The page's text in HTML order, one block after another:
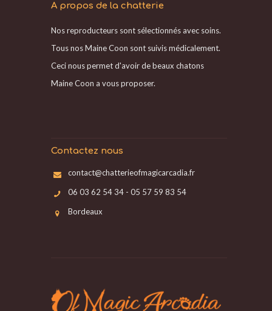
A propos de la chatterie
Nos reproducteurs sont sélectionnés avec soins.
Tous nos Maine Coon sont suivis médicalement.
Ceci nous permet d'avoir de beaux chatons
Maine Coon a vous proposer.
Contactez nous
contact@chatterieofmagicarcadia.fr
06 03 62 54 34 - 05 57 59 83 54
Bordeaux